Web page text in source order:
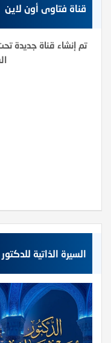
قناة فتاوى أون لاين
تم إنشاء قناة جديدة
السيرة الذاتية